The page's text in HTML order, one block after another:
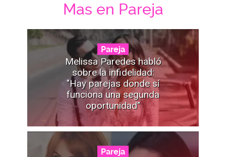
Mas en Pareja
Pareja
Melissa Paredes habló
sobre la infidelidad:
"Hay parejas donde sí
funciona una segunda
oportunidad"
Pareja